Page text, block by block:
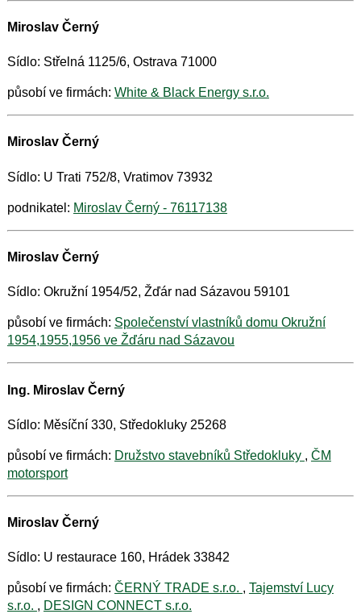
Miroslav Černý
Sídlo: Střelná 1125/6, Ostrava 71000
působí ve firmách: White & Black Energy s.r.o.
Miroslav Černý
Sídlo: U Trati 752/8, Vratimov 73932
podnikatel: Miroslav Černý - 76117138
Miroslav Černý
Sídlo: Okružní 1954/52, Žďár nad Sázavou 59101
působí ve firmách: Společenství vlastníků domu Okružní
1954,1955,1956 ve Žďáru nad Sázavou
Ing. Miroslav Černý
Sídlo: Měsíční 330, Středokluky 25268
působí ve firmách: Družstvo stavebníků Středokluky , ČM
motorsport
Miroslav Černý
Sídlo: U restaurace 160, Hrádek 33842
působí ve firmách: ČERNÝ TRADE s.r.o. , Tajemství Lucy
s.r.o. , DESIGN CONNECT s.r.o.